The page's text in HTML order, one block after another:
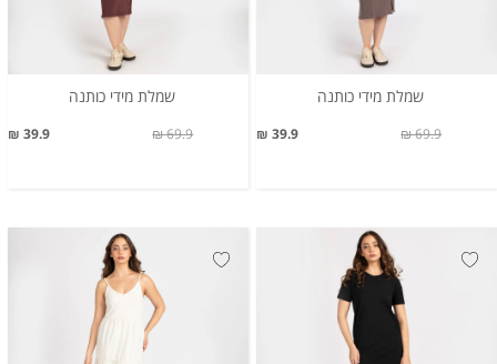
שמלת מידי כותנה
39.9 ₪ 69.9 ₪
שמלת מידי כותנה
39.9 ₪ 69.9 ₪